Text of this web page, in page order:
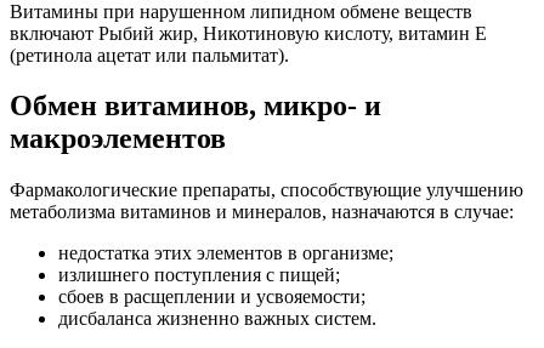
Витамины при нарушенном липидном обмене веществ
включают Рыбий жир, Никотиновую кислоту, витамин Е
(ретинола ацетат или пальмитат).
Обмен витаминов, микро- и
макроэлементов
Фармакологические препараты, способствующие улучшению
метаболизма витаминов и минералов, назначаются в случае:
недостатка этих элементов в организме;
излишнего поступления с пищей;
сбоев в расщеплении и усвояемости;
дисбаланса жизненно важных систем.